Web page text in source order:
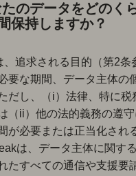
のデータをどのく
間保持しますか？
、追求される目的（第2条
要な期間、データ主体の
だし、（i）法律、特に税
（ii）他の法的義務の遵守
が必要または正当化され
は、データ主体に関す
たすべての通信や支援要